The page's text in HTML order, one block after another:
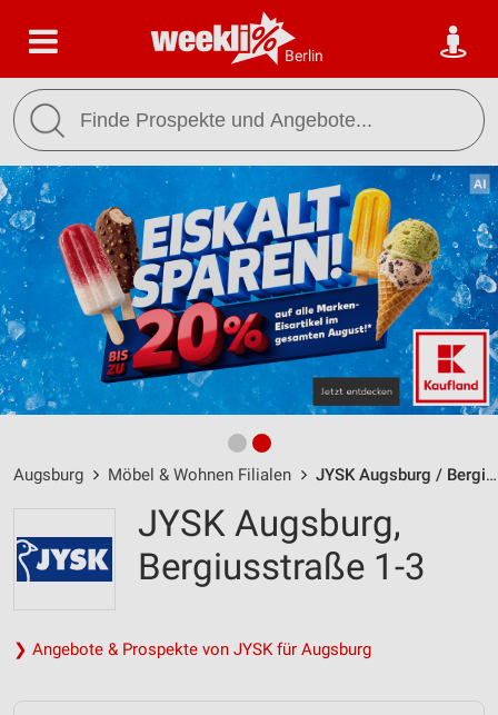
Berlin
Augsburg Möbel & Wohnen Filialen JYSK Augsburg / Bergiusstraße 1-3 - Öffnungszeiten & Adresse
JYSK Augsburg,
Bergiusstraße 1-3
❯ Angebote & Prospekte von JYSK für Augsburg